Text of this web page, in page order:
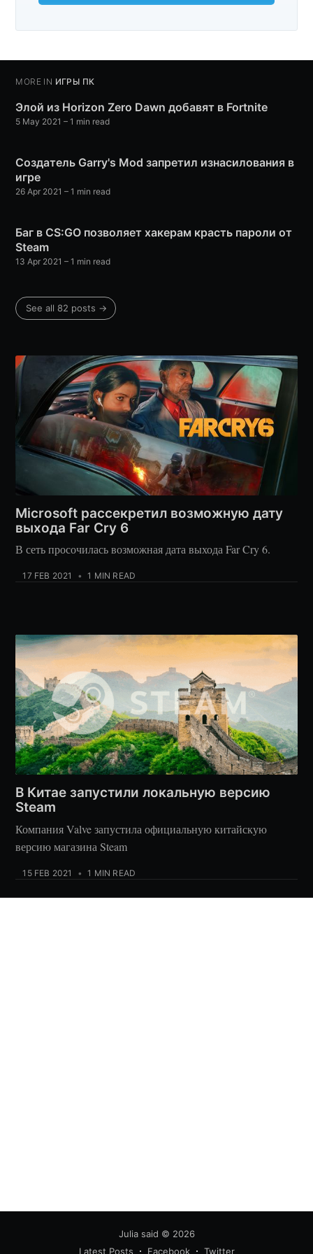
MORE IN ИГРЫ ПК
Элой из Horizon Zero Dawn добавят в Fortnite
5 May 2021 – 1 min read
Создатель Garry's Mod запретил изнасилования в
игре
26 Apr 2021 – 1 min read
Баг в CS:GO позволяет хакерам красть пароли от
Steam
13 Apr 2021 – 1 min read
See all 82 posts →
Microsoft рассекретил возможную дату
выхода Far Cry 6
В сеть просочилась возможная дата выхода Far Cry 6.
17 FEB 2021 • 1 MIN READ
В Китае запустили локальную версию
Steam
Компания Valve запустила официальную китайскую
версию магазина Steam
15 FEB 2021 • 1 MIN READ
Julia said © 2026
Latest Posts
Facebook Twitter